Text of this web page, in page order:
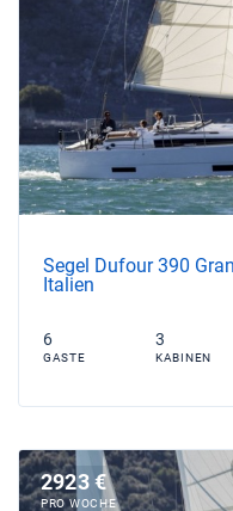
Segel Dufour 390
Italien
6
GASTE
3
KABINEN
2923 €
PRO WOCHE